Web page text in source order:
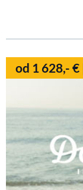
od 1 628,- €